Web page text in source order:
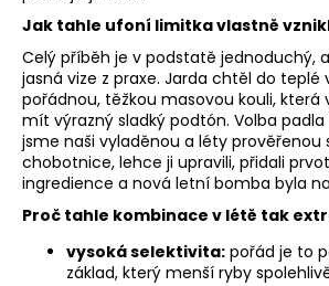
Jak tahle ufoní limitka vlastně
Celý příběh je v podstatě jednoduchý,
jasná vize z praxe. Jarda chtěl do teplé
pořádnou, těžkou masovou kouli, která
mít výrazný sladký podtón. Volba padla
jsme naši vyladěnou a léty prověřenou
chobotnice, lehce ji upravili, přidali
ingredience a nová letní bomba byla
Proč tahle kombinace v létě tak
vysoká selektivita: pořád je to
základ, který menší ryby
e
t
e
n
a
j
í
t